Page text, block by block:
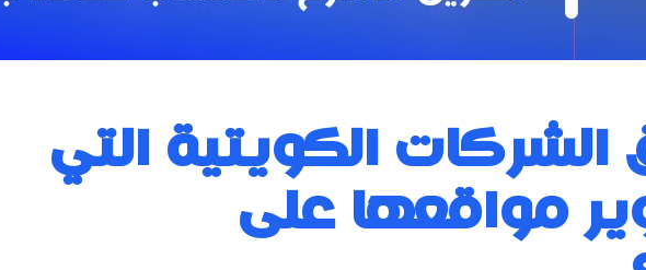
الشركات الكويتية التي
مواقعها على